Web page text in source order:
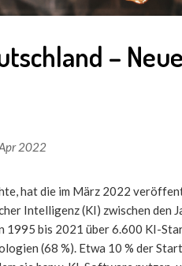
–
2022
hat die im März 2022
Intelligenz (KI) zwischen
bis 2021 über 6.600 KI-
(68 %). Etwa 10 % der